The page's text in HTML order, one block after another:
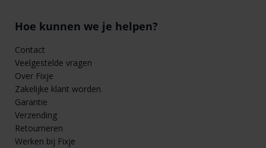
Hoe kunnen we je helpen?
Contact
Veelgestelde vragen
Over Fixje
Zakelijke klant worden
Garantie
Verzending
Retourneren
Werken bij Fixje